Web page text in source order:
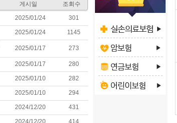
게시일
조회수
2025/01/24 301
2025/01/24
1145
2025/01/17 273
2025/01/17 280
2025/01/10 282
2025/01/10 294
2024/12/20 431
2024/12/20 414